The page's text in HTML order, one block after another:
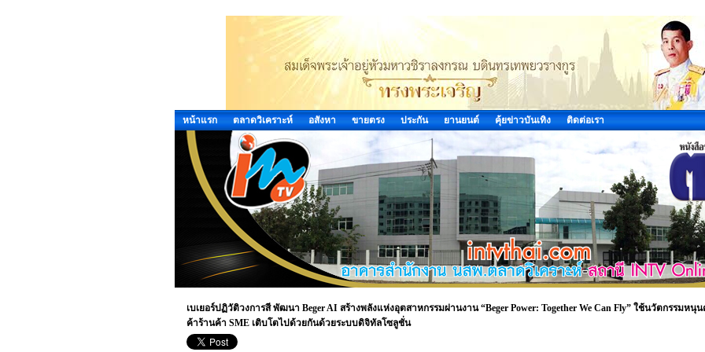
หน้าแรก ตลาดวิเคราะห์ อสังหา ขายตรง ประกัน ยานยนต์ คุ้ยข่าวบันเทิง ติดต่อเรา
เบเยอร์ปฏิวัติวงการสี พัฒนา Beger AI สร้างพลังแห่งอุตสาหกรรมผ่านงาน “Beger Power: Together We Can Fly” ใช้นวัตกรรมหนุ
ค้าร้านค้า SME เติบโตไปด้วยกันด้วยระบบดิจิทัลโซลูชั่น